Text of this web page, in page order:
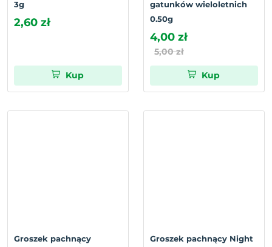
3g
2,60 zł
Kup
gatunków wieloletnich
0.50g
4,00 zł
5,00 zł
Kup
Groszek pachnący
Groszek pachnący Night